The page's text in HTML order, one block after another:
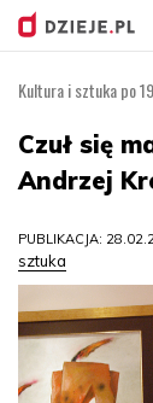
Kultura i sztuka po
Czuł się
Andrzej
PUBLIKACJA:
sztuka